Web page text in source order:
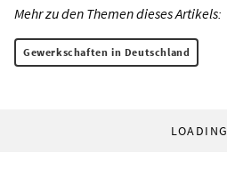
Mehr zu den Themen dieses Artikels:
Gewerkschaften in Deutschland
LOADING